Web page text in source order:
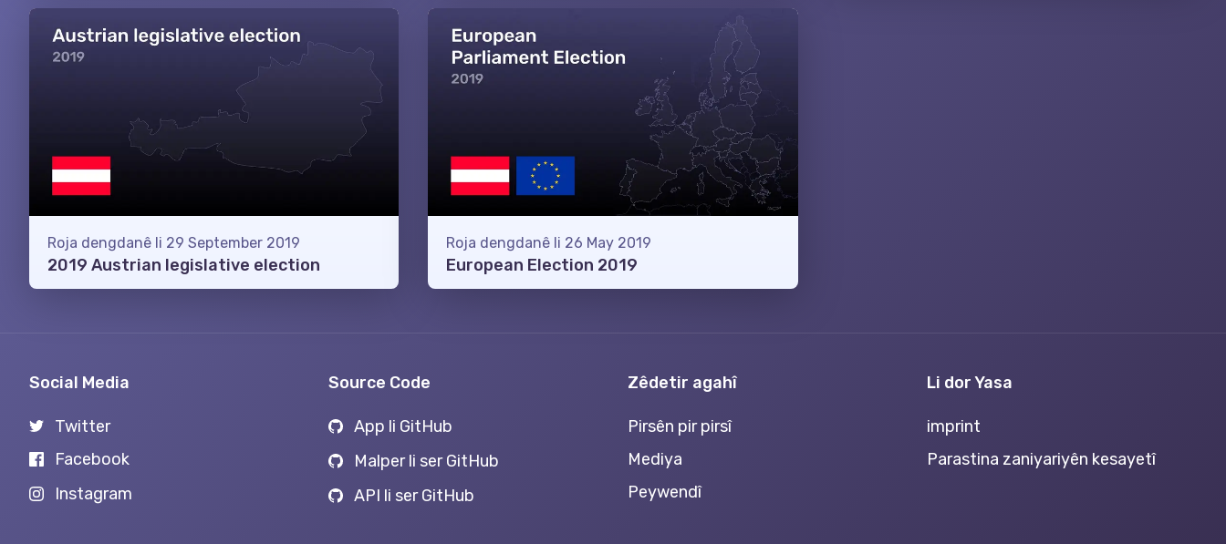
Roja dengdanê li 29 September 2019
2019 Austrian legislative election
Roja dengdanê li 26 May 2019
European Election 2019
Social Media
Twitter
Facebook
Instagram
Source Code
App li GitHub
Malper li ser GitHub
API li ser GitHub
Zêdetir agahî
Pirsên pir pirsî
Mediya
Peywendî
Li dor Yasa
imprint
Parastina zaniyariyên kesayetî